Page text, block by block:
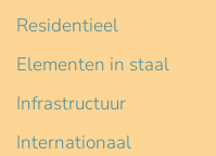
Residentieel
Elementen in staal
Infrastructuur
Internationaal